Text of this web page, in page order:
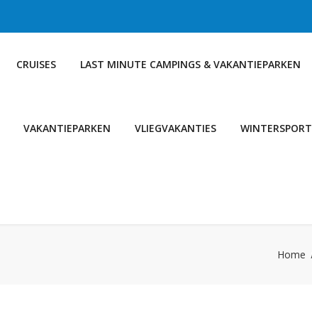
CRUISES LAST MINUTE CAMPINGS & VAKANTIEPARKEN
VAKANTIEPARKEN VLIEGVAKANTIES WINTERSPORT
Home